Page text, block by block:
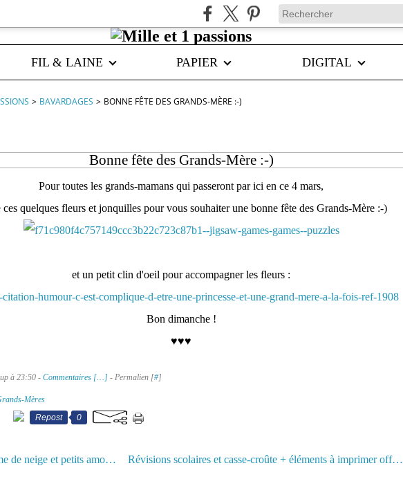
FIL & LAINE PAPIER DIGITAL
> BAVARDAGES > BONNE FÊTE DES GRANDS-MÈRE :-)
Bonne fête des Grands-Mère :-)
Pour toutes les grands-mamans qui passeront par ici en ce 4 mars,
quelques fleurs et jonquilles pour vous souhaiter une bonne fête des Grands-Mère :-)
et un petit clin d'oeil pour accompagner les fleurs :
Bon dimanche !
♥♥♥
à 23:50 - Commentaires […] - Permalien [#]
Mères
Repost
0
Bonhomme de neige et petits amoureux - Snowman and little lovers Révisions scolaires et casse-croûte + éléments à imprimer offerts - School Revisions and Snack + free printable items